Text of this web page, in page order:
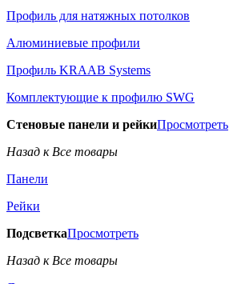
Профиль для натяжных потолков
Алюминиевые профили
Профиль KRAAB Systems
Комплектующие к профилю SWG
Стеновые панели и рейкиПросмотреть
Назад к Все товары
Панели
Рейки
ПодсветкаПросмотреть
Назад к Все товары